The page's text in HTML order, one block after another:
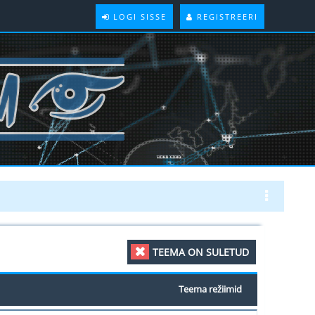
LOGI SISSE REGISTREERI
TEEMA ON SULETUD
Teema režiimid